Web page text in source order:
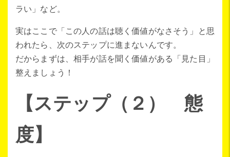
ラい」など。
実はここで「この人の話は聴く価値がなさそう」と思
われたら、次のステップに進まないんです。
だからまずは、相手が話を聞く価値がある「見た目」
整えましょう！
【ステップ（２） 態
度】